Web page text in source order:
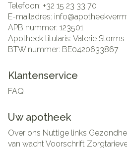
Telefoon: +32 15 23 33 70
E-mailadres: info@
APB nummer: 123501
Apotheek titularis: Valerie Storms
BTW nummer: BE0420633867
Klantenservice
FAQ
Uw apotheek
Over ons Nuttige links
van wachtVoorschrift